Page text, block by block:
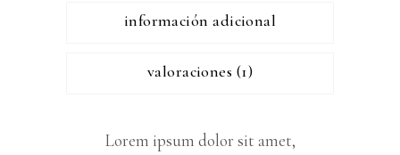
información adicional
valoraciones (1)
Lorem ipsum dolor sit amet,